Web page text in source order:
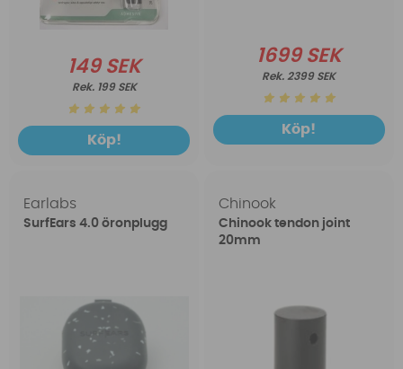
149 SEK
199 SEK
Köp!
1699 SEK
2399 SEK
Köp!
Earlabs
SurfEars 4.0 öronplugg
Chinook
Chinook tendon joint
20mm